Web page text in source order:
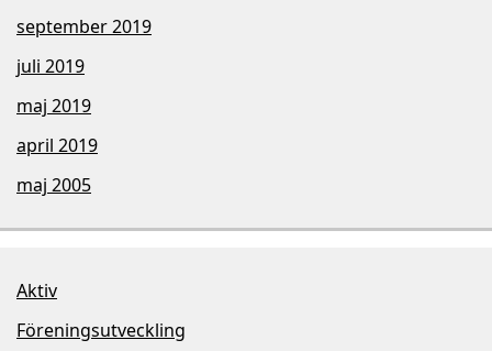
september 2019
juli 2019
maj 2019
april 2019
maj 2005
Aktiv
Föreningsutveckling